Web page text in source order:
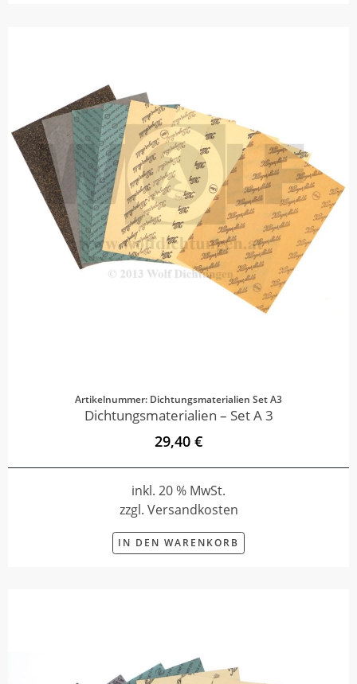
Artikelnummer: Dichtungsmaterialien Set A3
Dichtungsmaterialien – Set A 3
29,40 €
inkl. 20 % MwSt.
zzgl. Versandkosten
IN DEN WARENKORB